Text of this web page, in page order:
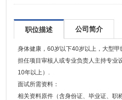
职位描述 公司简介
身体健康，60岁以下40岁以上，大型
担任项目审核人或专业负责人主持专业
10年以上）.
面试所需资料：
相关资料原件（含身份证、毕业证、职